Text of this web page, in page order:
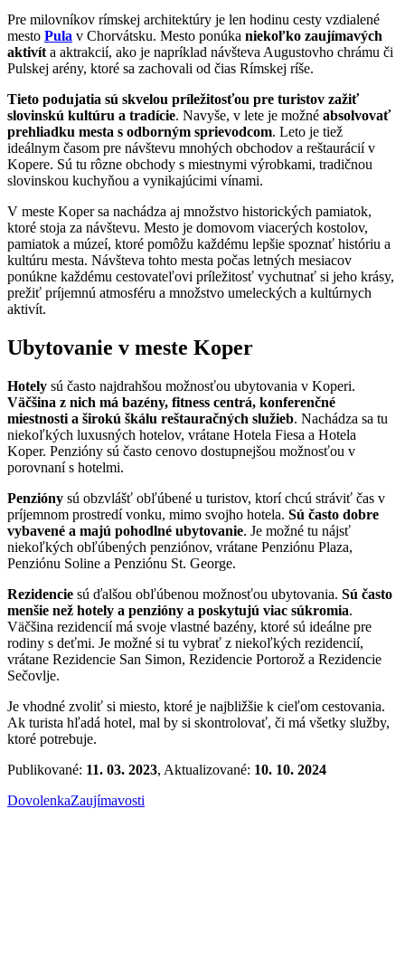
Pre milovníkov rímskej architektúry je len hodinu cesty vzdialené
mesto Pula v Chorvátsku. Mesto ponúka niekoľko zaujímavých
aktivít a aktrakcií, ako je napríklad návšteva Augustovho chrámu či
Pulskej arény, ktoré sa zachovali od čias Rímskej ríše.
Tieto podujatia sú skvelou príležitosťou pre turistov zažiť
slovinskú kultúru a tradície. Navyše, v lete je možné absolvovať
prehliadku mesta s odborným sprievodcom. Leto je tiež
ideálnym časom pre návštevu mnohých obchodov a reštaurácií v
Kopere. Sú tu rôzne obchody s miestnymi výrobkami, tradičnou
slovinskou kuchyňou a vynikajúcimi vínami.
V meste Koper sa nachádza aj množstvo historických pamiatok,
ktoré stoja za návštevu. Mesto je domovom viacerých kostolov,
pamiatok a múzeí, ktoré pomôžu každému lepšie spoznať históriu a
kultúru mesta. Návšteva tohto mesta počas letných mesiacov
ponúkne každému cestovateľovi príležitosť vychutnať si jeho krásy,
prežiť príjemnú atmosféru a množstvo umeleckých a kultúrnych
aktivít.
Ubytovanie v meste Koper
Hotely sú často najdrahšou možnosťou ubytovania v Koperi.
Väčšina z nich má bazény, fitness centrá, konferenčné
miestnosti a širokú škálu reštauračných služieb. Nachádza sa tu
niekoľkých luxusných hotelov, vrátane Hotela Fiesa a Hotela
Koper. Penzióny sú často cenovo dostupnejšou možnosťou v
porovnaní s hotelmi.
Penzióny sú obzvlášť obľúbené u turistov, ktorí chcú stráviť čas v
príjemnom prostredí vonku, mimo svojho hotela. Sú často dobre
vybavené a majú pohodlné ubytovanie. Je možné tu nájsť
niekoľkých obľúbených penziónov, vrátane Penziónu Plaza,
Penziónu Soline a Penziónu St. George.
Rezidencie sú ďalšou obľúbenou možnosťou ubytovania. Sú často
menšie než hotely a penzióny a poskytujú viac súkromia.
Väčšina rezidencií má svoje vlastné bazény, ktoré sú ideálne pre
rodiny s deťmi. Je možné si tu vybrať z niekoľkých rezidencií,
vrátane Rezidencie San Simon, Rezidencie Portorož a Rezidencie
Sečovlje.
Je vhodné zvoliť si miesto, ktoré je najbližšie k cieľom cestovania.
Ak turista hľadá hotel, mal by si skontrolovať, či má všetky služby,
ktoré potrebuje.
Publikované: 11. 03. 2023, Aktualizované: 10. 10. 2024
DovolenkaZaujímavosti